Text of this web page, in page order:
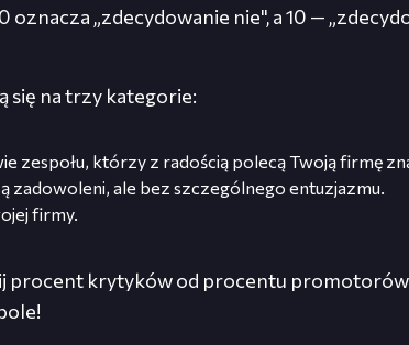
oznacza „zdecydowanie nie", a 10 —
się na trzy kategorie:
zespołu, którzy z radością polecą Twoją firmę
zadowoleni, ale bez szczególnego entuzjazmu.
firmy.
procent krytyków od procentu